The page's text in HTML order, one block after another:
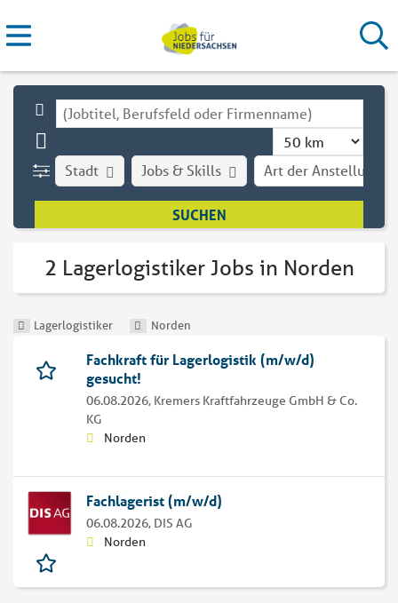
Stadt Art der Anstellung
Jobs & Skills
2 Lagerlogistiker Jobs in Norden
Lagerlogistiker Norden
Fachkraft für Lagerlogistik (m/w/d)
gesucht!
06.08.2026, Kremers Kraftfahrzeuge GmbH & Co.
KG
Norden
Fachlagerist (m/w/d)
06.08.2026, DIS AG
Norden